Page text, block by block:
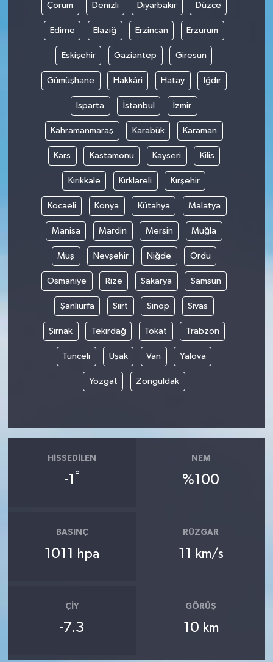
Çorum Denizli Diyarbakır Düzce
Edirne Elazığ Erzincan Erzurum
Eskişehir Gaziantep Giresun
Gümüşhane Hakkâri Hatay Iğdır
Isparta İstanbul İzmir
Kahramanmaraş Karabük Karaman
Kars Kastamonu Kayseri Kilis
Kırıkkale Kırklareli Kırşehir
Kocaeli Konya Kütahya Malatya
Manisa Mardin Mersin Muğla
Muş Nevşehir Niğde Ordu
Osmaniye Rize Sakarya Samsun
Şanlıurfa Siirt Sinop Sivas
Şırnak Tekirdağ Tokat Trabzon
Tunceli Uşak Van Yalova
Yozgat Zonguldak
HISSEDILEN
-1 °
NEM
%100
BASINÇ
1011 hpa
RÜZGAR
11 km/s
ÇIY
-7.3
GÖRÜŞ
10 km